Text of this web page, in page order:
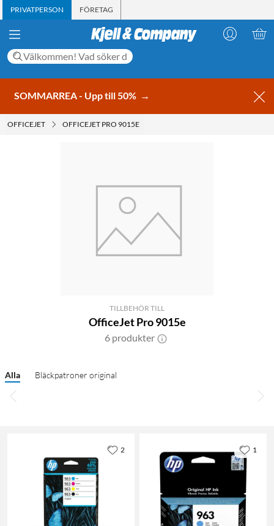
PRIVATPERSON FÖRETAG
SOMMARREA - Upp till 50% →
OFFICEJET OFFICEJET PRO 9015E
TILLBEHÖR TILL
OfficeJet Pro 9015e
6 produkter
Alla Bläckpatroner original
2 1